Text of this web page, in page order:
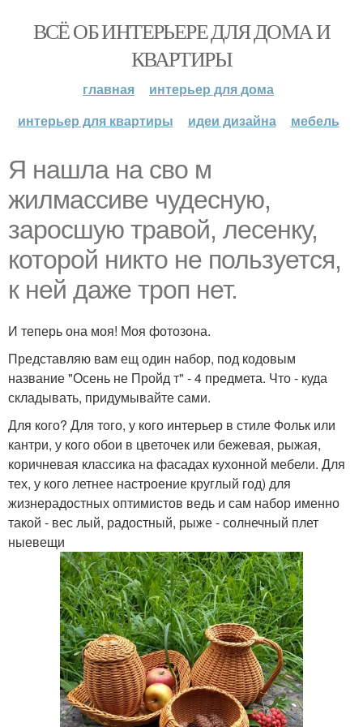
ВСЁ ОБ ИНТЕРЬЕРЕ ДЛЯ ДОМА И
КВАРТИРЫ
главная
интерьер для дома
интерьер для квартиры
идеи дизайна мебель
Я нашла на сво м
жилмассиве чудесную,
заросшую травой, лесенку,
которой никто не пользуется,
к ней даже троп нет.
И теперь она моя! Моя фотозона.
Представляю вам ещ один набор, под кодовым
название "Осень не Пройд т" - 4 предмета. Что - куда
складывать, придумывайте сами.
Для кого? Для того, у кого интерьер в стиле Фольк или
кантри, у кого обои в цветочек или бежевая, рыжая,
коричневая классика на фасадах кухонной мебели. Для
тех, у кого летнее настроение круглый год) для
жизнерадостных оптимистов ведь и сам набор именно
такой - вес лый, радостный, рыже - солнечный плет
ныевещи